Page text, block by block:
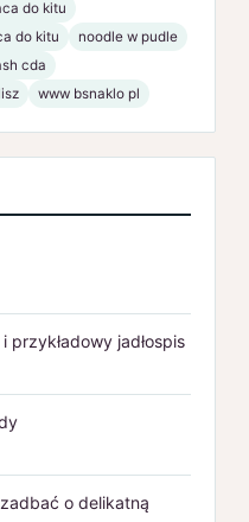
do kitu
do kitu
noodle w pudle
cda
www bsnaklo pl
jadłospis
o delikatną